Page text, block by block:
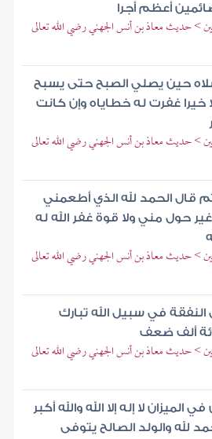
أعظم أجرا
> حديث معاذ بن أنس الجهني رضي الله تعالى
حين يصلي الصبح حتى يسبح
خيرا غفرت له خطاياه وإن كانت
> حديث معاذ بن أنس الجهني رضي الله تعالى
قال الحمد لله الذي أطعمني
حول مني ولا قوة غفر الله له
> حديث معاذ بن أنس الجهني رضي الله تعالى
في سبيل الله تبارك
ألف ضعف
> حديث معاذ بن أنس الجهني رضي الله تعالى
لا إله إلا الله والله أكبر
لله والولد الصالح يتوفى